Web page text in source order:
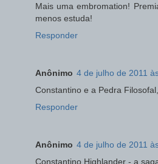
Mais uma embromation!
menos estuda!
Responder
Anônimo 4 de julho de 2011
Constantino e a Pedra
Responder
Anônimo 4 de julho de 2011
Constantino Highlander - a